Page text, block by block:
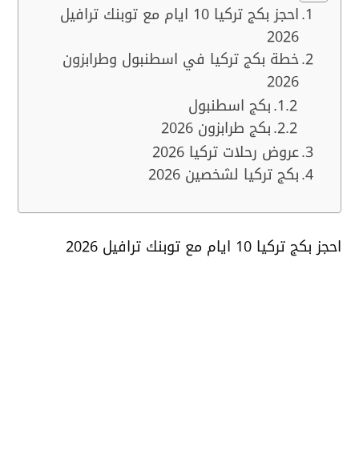
احجز بكج تركيا 10 ايام مع توبنك ترافيل
2026
خطة بكج تركيا في اسطنبول وطرابزون
2026
بكج اسطنبول
بكج طرابزون 2026
عروض رحلات تركيا 2026
بكج تركيا لشخصين 2026
احجز بكج تركيا 10 ايام مع توبنك ترافيل 2026